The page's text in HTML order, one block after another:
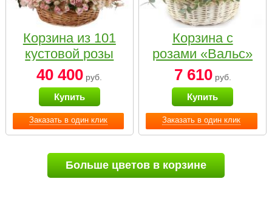
Заказать в один клик
Корзина из 101
кустовой розы
нежных тонов
40 400 руб.
Купить
Заказать в один клик
Корзина с
розами «Вальс»
7 610руб.
Купить
Больше цветов в корзине